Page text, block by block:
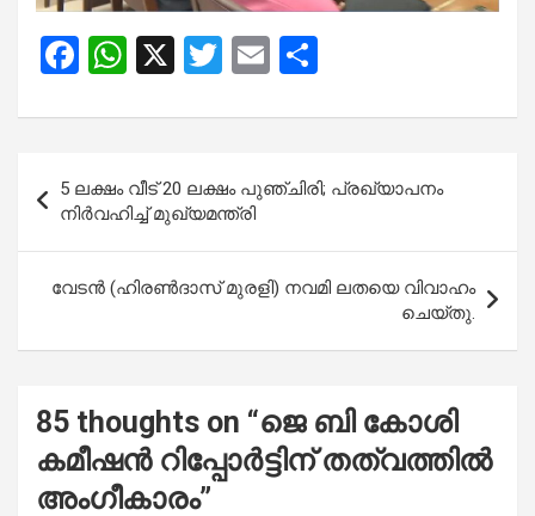
F
ce
o
o
k
W
at
s
A
p
p
X
T
tt
E
ail ar
e
navigation
5 ലക്ഷം വീട് 20 ലക്ഷം പുഞ്ചിരി; പ്രഖ്യാപനം
നിർവഹിച്ച് മുഖ്യമന്ത്രി
വേടൻ (ഹിരൺദാസ് മുരളി) നവമി ലതയെ വിവാഹം
ചെയ്തു.
85 thoughts on “ജെ ബി കോശി
കമീഷൻ റിപ്പോർട്ടിന് തത്വത്തിൽ
അം​ഗീകാരം”